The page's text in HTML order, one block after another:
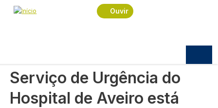
Passar para o conteúdo principal
Ouvir
Navegação estrutural
Início
Sociedade
Serviço de Urgência do Hospital de Aveiro está
Serviço de Urgência do
Hospital de Aveiro está